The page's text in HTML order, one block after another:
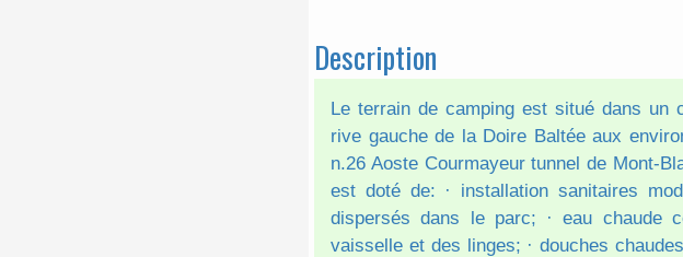
Description
Le terrain de camping est situé dans un
rive gauche de la Doire Baltée aux
n.26 Aoste Courmayeur tunnel de Mont-
est doté de: · installation sanitaires
dispersés dans le parc; · eau chaude
vaisselle et des linges; · douches